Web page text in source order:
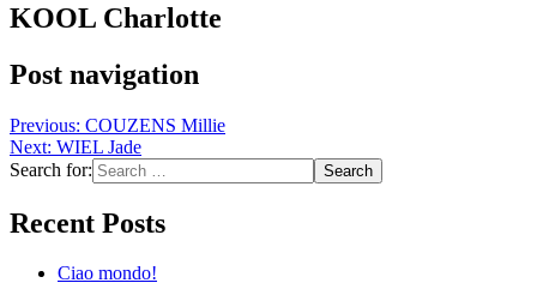
KOOL Charlotte
Post navigation
Previous: COUZENS Millie
Next: WIEL Jade
Search for:
Recent Posts
Ciao mondo!